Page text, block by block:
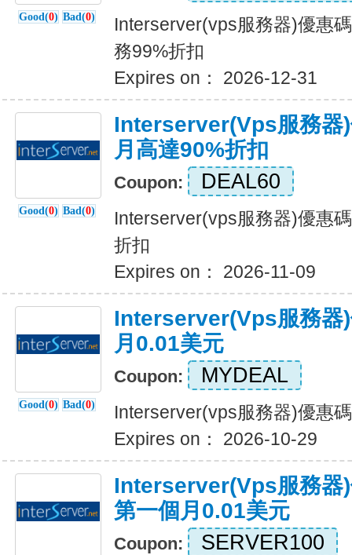
Good(0) Bad(0)
Interserver(vps服務器)優惠
務99%折扣
Expires on： 2026-12-31
Good(0) Bad(0)
Interserver(vps服務器
月高達90%折扣
Coupon: DEAL60
Interserver(vps服務器)優惠
折扣
Expires on： 2026-11-09
Good(0) Bad(0)
Interserver(vps服務器
月0.01美元
Coupon: MYDEAL
Interserver(vps服務器)優惠
Expires on： 2026-10-29
Interserver(vps服務器
第一個月0.01美元
Coupon: SERVER100